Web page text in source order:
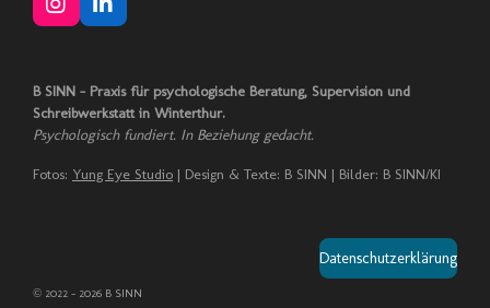
I
n
a
g
r
m
L
i
e
d
I
B SINN – Praxis für psychologische Beratung, Supervision und
Schreibwerkstatt in Winterthur.
Psychologisch fundiert. In Beziehung gedacht.
Fotos: Yung Eye Studio | Design & Texte: B SINN | Bilder: B SINN/KI
Datenschutzerklärung
© 2022 - 2026 B SINN